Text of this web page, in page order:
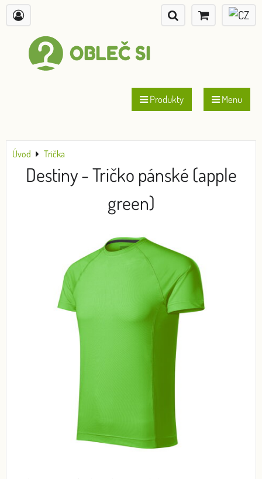
Produkty Menu
Úvod Trička
Destiny - Tričko pánské (apple
green)